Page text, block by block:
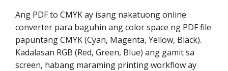
Ang PDF to CMYK ay isang nakatuong online
converter para baguhin ang color space ng PDF file
papuntang CMYK (Cyan, Magenta, Yellow, Black).
Kadalasan RGB (Red, Green, Blue) ang gamit sa
screen, habang maraming printing workflow ay